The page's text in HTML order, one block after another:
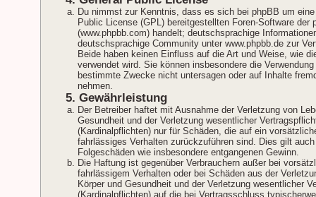
Du nimmst zur Kenntnis, dass es sich bei phpBB um
Public License (GPL) bereitgestellten Foren-Software der
(www.phpbb.com) handelt; deutschsprachige
deutschsprachige Community unter www.phpbb.de zur
Beide haben keinen Einfluss auf die Art und Weise, wie
verwendet wird. Sie können insbesondere die
bestimmte Zwecke nicht untersagen oder auf Inhalte
nehmen.
5. Gewährleistung
Der Betreiber haftet mit Ausnahme der Verletzung von
Gesundheit und der Verletzung wesentlicher
(Kardinalpflichten) nur für Schäden, die auf ein
fahrlässiges Verhalten zurückzuführen sind. Dies gilt
Folgeschäden wie insbesondere entgangenen Gewinn.
Die Haftung ist gegenüber Verbrauchern außer bei
fahrlässigem Verhalten oder bei Schäden aus der
Körper und Gesundheit und der Verletzung wesentlicher
(Kardinalpflichten) auf die bei Vertragsschluss